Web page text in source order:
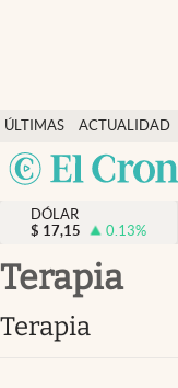
ÚLTIMAS
NOTICIAS
ACTUALIDAD
Actualidad
Finanzas y economía
Dólar y mercados
Opinión
Brand Strategy
DÓLAR
$ 17,15 0.13%
terapia
terapia